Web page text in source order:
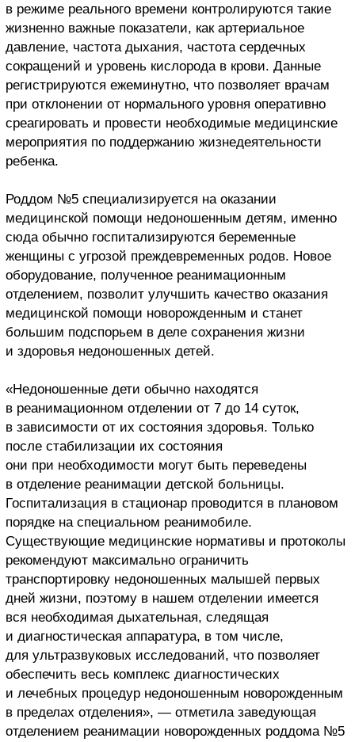
в режиме реального времени контролируются такие
жизненно важные показатели, как артериальное
давление, частота дыхания, частота сердечных
сокращений и уровень кислорода в крови. Данные
регистрируются ежеминутно, что позволяет врачам
при отклонении от нормального уровня оперативно
среагировать и провести необходимые медицинские
мероприятия по поддержанию жизнедеятельности
ребенка.
Роддом №5 специализируется на оказании
медицинской помощи недоношенным детям, именно
сюда обычно госпитализируются беременные
женщины с угрозой преждевременных родов. Новое
оборудование, полученное реанимационным
отделением, позволит улучшить качество оказания
медицинской помощи новорожденным и станет
большим подспорьем в деле сохранения жизни
и здоровья недоношенных детей.
«Недоношенные дети обычно находятся
в реанимационном отделении от 7 до 14 суток,
в зависимости от их состояния здоровья. Только
после стабилизации их состояния
они при необходимости могут быть переведены
в отделение реанимации детской больницы.
Госпитализация в стационар проводится в плановом
порядке на специальном реанимобиле.
Существующие медицинские нормативы и протоколы
рекомендуют максимально ограничить
транспортировку недоношенных малышей первых
дней жизни, поэтому в нашем отделении имеется
вся необходимая дыхательная, следящая
и диагностическая аппаратура, в том числе,
для ультразвуковых исследований, что позволяет
обеспечить весь комплекс диагностических
и лечебных процедур недоношенным новорожденным
в пределах отделения», — отметила заведующая
отделением реанимации новорожденных роддома №5